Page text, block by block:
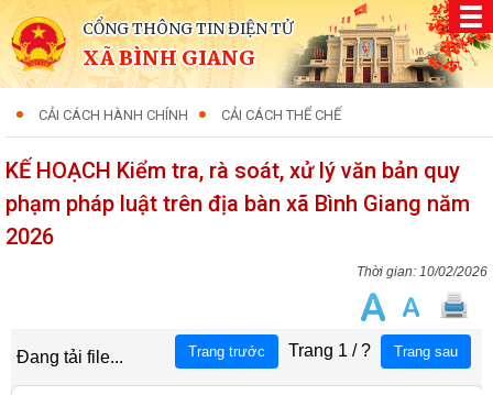
CỔNG THÔNG TIN ĐIỆN TỬ
XÃ BÌNH GIANG
CẢI CÁCH HÀNH CHÍNH CẢI CÁCH THỂ CHẾ
KẾ HOẠCH Kiểm tra, rà soát, xử lý văn bản quy
phạm pháp luật trên địa bàn xã Bình Giang năm
2026
10/02/2026